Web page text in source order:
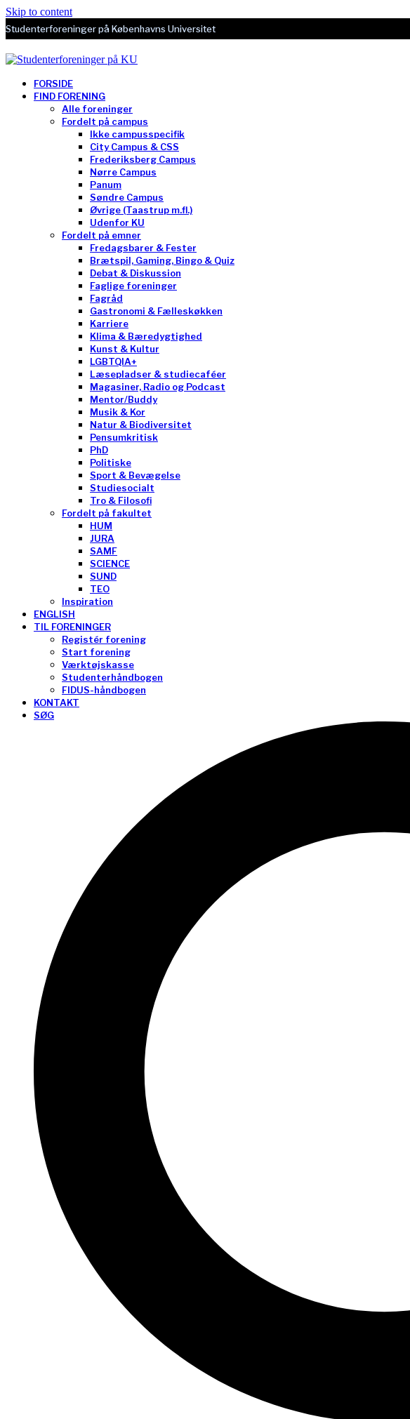
Skip to content
Studenterforeninger på Københavns Universitet
FORSIDE
FIND FORENING
Alle foreninger
Fordelt på campus
Ikke campusspecifik
City Campus & CSS
Frederiksberg Campus
Nørre Campus
Panum
Søndre Campus
Øvrige (Taastrup m.fl.)
Udenfor KU
Fordelt på emner
Fredagsbarer & Fester
Brætspil, Gaming, Bingo & Quiz
Debat & Diskussion
Faglige foreninger
Fagråd
Gastronomi & Fælleskøkken
Karriere
Klima & Bæredygtighed
Kunst & Kultur
LGBTQIA+
Læsepladser & studiecaféer
Magasiner, Radio og Podcast
Mentor/Buddy
Musik & Kor
Natur & Biodiversitet
Pensumkritisk
PhD
Politiske
Sport & Bevægelse
Studiesocialt
Tro & Filosofi
Fordelt på fakultet
HUM
JURA
SAMF
SCIENCE
SUND
TEO
Inspiration
ENGLISH
TIL FORENINGER
Registér forening
Start forening
Værktøjskasse
Studenterhåndbogen
FIDUS-håndbogen
KONTAKT
SØG